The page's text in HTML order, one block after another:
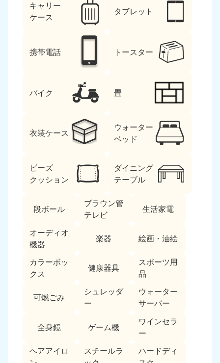
キャリー
ケース
タブレット
携帯電話 トースター
バイク 畳
衣装ケース
ウォーター
ベッド
ビーズ
クッション
ダイニング
テーブル
段ボール
ブラウン管
テレビ
生活家電
オーディオ
機器
楽器 絵画・油絵
カラーボッ
クス
健康器具
スポーツ用
品
可燃ごみ
シュレッダ
ー
ウォーター
サーバー
全身鏡 ゲーム機
ワインセラ
ー
ヘアアイロ
スチールラ
ハードディ
050-1881-5277
9:00〜19:00 年中無休
050-1881-5276
9:00〜19:00 年中無休
岩手県
050-1881-5274
秋田県
050-1881-5275
050-1881-5273
9:00〜19:00 年中無休
宮城県
050-1881-5272
9:00〜19:00 年中無休